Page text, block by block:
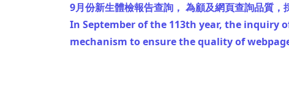
9月份新生體檢報告查詢， 為顧及網頁查詢品質，
In September of the 113th year, the
mechanism to ensure the quality of